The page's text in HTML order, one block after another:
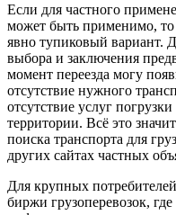
Если для частного
может быть применимо,
явно тупиковый вариант.
выбора и заключения
момент переезда могу
отсутствие нужного
отсутствие услуг
территории. Всё это
поиска транспорта для
других сайтах частных
Для крупных
биржи грузоперевозок,